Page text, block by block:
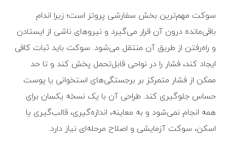
سوکت مهم‌ترین بخش سفارشی پروتز است؛ زیرا اندام
باقی‌مانده درون آن قرار می‌گیرد و نیروهای ناشی از ایستادن
و راه‌رفتن از طریق آن منتقل می‌شود. سوکت باید ثبات کافی
ایجاد کند، فشار را در نواحی قابل‌تحمل پخش کند و تا حد
ممکن از فشار متمرکز بر برجستگی‌های استخوانی یا پوست
حساس جلوگیری کند. طراحی آن با یک نسخه یکسان برای
همه انجام نمی‌شود و به معاینه، اندازه‌گیری، قالب‌گیری یا
اسکن، سوکت آزمایشی و اصلاح مرحله‌ای نیاز دارد.